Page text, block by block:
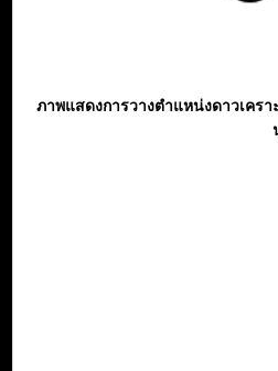
ภาพแสดงการวางตำแหน่งดาวเคร